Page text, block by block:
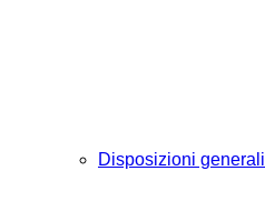
Disposizioni generali